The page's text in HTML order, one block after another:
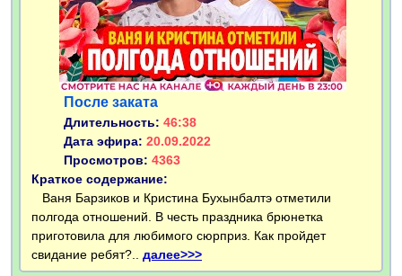
После заката
Длительность: 46:38
Дата эфира: 20.09.2022
Просмотров: 4363
Краткое содержание:
Ваня Барзиков и Кристина Бухынбалтэ отметили
полгода отношений. В честь праздника брюнетка
приготовила для любимого сюрприз. Как пройдет
свидание ребят?.. далее>>>